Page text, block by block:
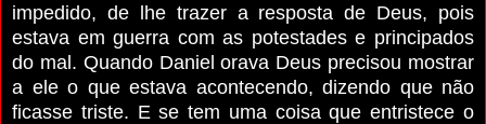
impedido, de lhe trazer a resposta de Deus, pois
estava em guerra com as potestades e principados
do mal. Quando Daniel orava Deus precisou mostrar
a ele o que estava acontecendo, dizendo que não
ficasse triste. E se tem uma coisa que entristece o